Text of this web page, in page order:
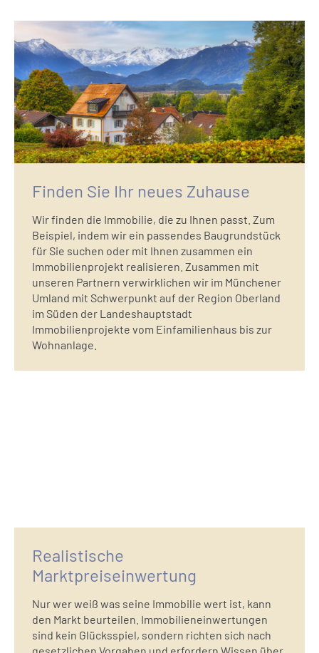
Finden Sie Ihr neues Zuhause
Wir finden die Immobilie, die zu Ihnen passt. Zum
Beispiel, indem wir ein passendes Baugrundstück
für Sie suchen oder mit Ihnen zusammen ein
Immobilienprojekt realisieren. Zusammen mit
unseren Partnern verwirklichen wir im Münchener
Umland mit Schwerpunkt auf der Region Oberland
im Süden der Landeshauptstadt
Immobilienprojekte vom Einfamilienhaus bis zur
Wohnanlage.
Realistische
Marktpreiseinwertung
Nur wer weiß was seine Immobilie wert ist, kann
den Markt beurteilen. Immobilieneinwertungen
sind kein Glücksspiel, sondern richten sich nach